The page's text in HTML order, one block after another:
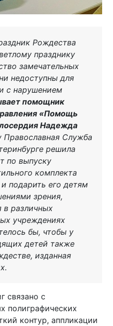
Рождества
празднику
замечательных
недоступны для
с нарушением
помощник
«Помощь
Надежда
Православная Служба
решила
по выпуску
комплекта
подарить его детям
зрения,
различных
учреждениях
бы, чтобы у
детей также
изданная
связано с
полиграфических
контур, аппликации